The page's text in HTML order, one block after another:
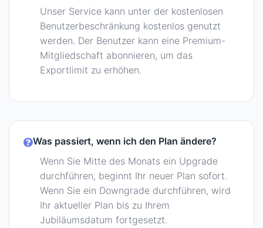
Unser Service kann unter der kostenlosen
Benutzerbeschränkung kostenlos genutzt
werden. Der Benutzer kann eine Premium-
Mitgliedschaft abonnieren, um das
Exportlimit zu erhöhen.
Was passiert, wenn ich den Plan ändere?
Wenn Sie Mitte des Monats ein Upgrade
durchführen, beginnt Ihr neuer Plan sofort.
Wenn Sie ein Downgrade durchführen, wird
Ihr aktueller Plan bis zu Ihrem
Jubiläumsdatum fortgesetzt.